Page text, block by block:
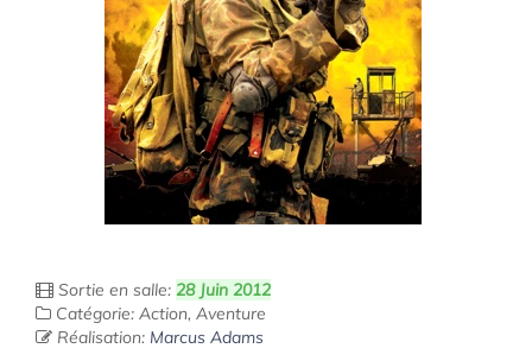
Sortie en salle: 28 Juin 2012
Catégorie: Action, Aventure
Réalisation: Marcus Adams